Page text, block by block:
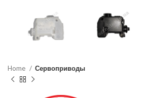
Home Сервоприводы